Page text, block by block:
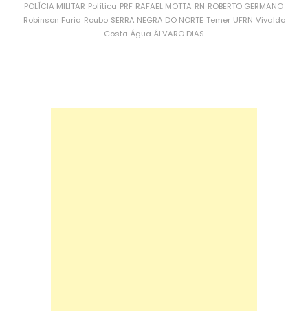
POLÍCIA MILITAR Política PRF RAFAEL MOTTA RN ROBERTO GERMANO
Robinson Faria Roubo SERRA NEGRA DO NORTE Temer UFRN Vivaldo
Costa Água ÁLVARO DIAS